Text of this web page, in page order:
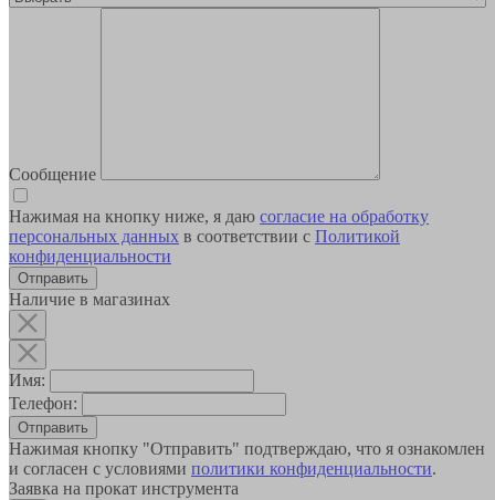
Сообщение
Нажимая на кнопку ниже, я даю согласие на обработку
персональных данных в соответствии с Политикой
конфиденциальности
Наличие в магазинах
Имя:
Телефон:
Отправить
Нажимая кнопку "Отправить" подтверждаю, что я ознакомлен
и согласен с условиями политики конфиденциальности.
Заявка на прокат инструмента